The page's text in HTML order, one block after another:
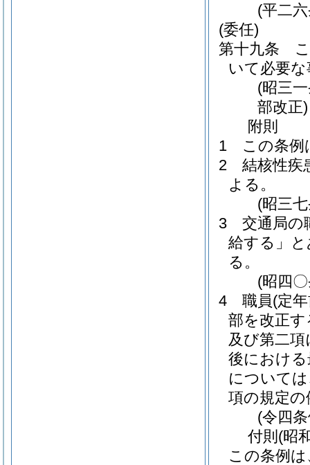
(平二
(委任)
第十九条
いて必要
(昭三
部改正)
附則
1
この条例
2
結核性疾
よる。
(昭三
3
交通局の
給する」
る。
(昭四
4
職員(定
部を改正す
及び第二
後におけ
について
項の規定
(令四
付則 (昭
この条例